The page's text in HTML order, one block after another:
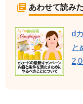
あわせて読み
d
と